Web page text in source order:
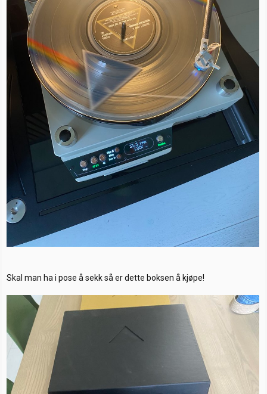
Skal man ha i pose å sekk så er dette boksen å kjøpe!